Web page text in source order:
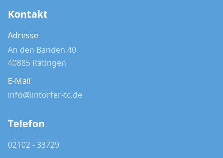
Kontakt
Adresse
An den Banden 40
40885 Ratingen
E-Mail
info@lintorfer-tc.de
Telefon
02102 - 33729